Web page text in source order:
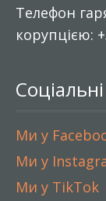
Телефон
корупцією:
Ми у
Ми у
Ми у TikTok